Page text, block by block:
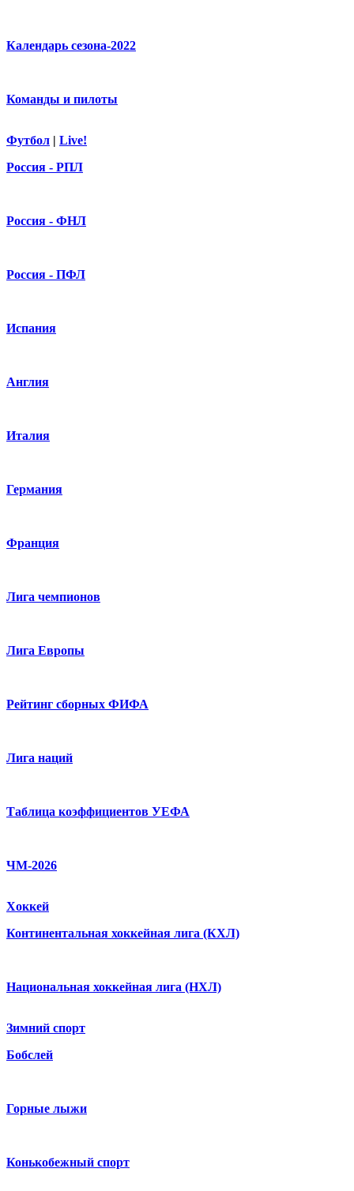
Календарь сезона-2022
Команды и пилоты
Футбол | Live!
Россия - РПЛ
Россия - ФНЛ
Россия - ПФЛ
Испания
Англия
Италия
Германия
Франция
Лига чемпионов
Лига Европы
Рейтинг сборных ФИФА
Лига наций
Таблица коэффициентов УЕФА
ЧМ-2026
Хоккей
Континентальная хоккейная лига (КХЛ)
Национальная хоккейная лига (НХЛ)
Зимний спорт
Бобслей
Горные лыжи
Конькобежный спорт